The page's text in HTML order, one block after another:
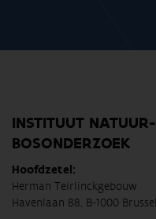
INSTITUUT
BOSONDERZOEK
Hoofdzetel:
Herman Teirlinckgebouw
Havenlaan 88, B-1000 Brussel